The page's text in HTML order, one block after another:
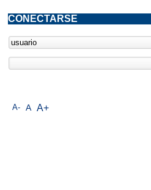
A- A A+
CONECTARSE